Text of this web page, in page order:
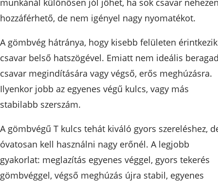
munkánál különösen jól jöhet, ha sok csavar
hozzáférhető, de nem igényel nagy nyomatékot.
A gömbvég hátránya, hogy kisebb felületen
csavar belső hatszögével. Emiatt nem ideális
csavar megindítására vagy végső, erős meghúzásra.
Ilyenkor jobb az egyenes végű kulcs, vagy más
stabilabb szerszám.
A gömbvégű T kulcs tehát kiváló gyors szereléshez,
óvatosan kell használni nagy erőnél. A legjobb
gyakorlat: meglazítás egyenes véggel, gyors tekerés
gömbvéggel, végső meghúzás újra stabil, egyenes